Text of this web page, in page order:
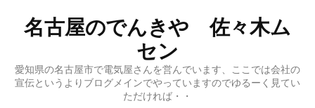
名古屋のでんきや 佐々木ム
セン
愛知県の名古屋市で電気屋さんを営んでいます、ここでは会社の
宣伝というよりブログメインでやっていますのでゆるーく見てい
ただければ・・